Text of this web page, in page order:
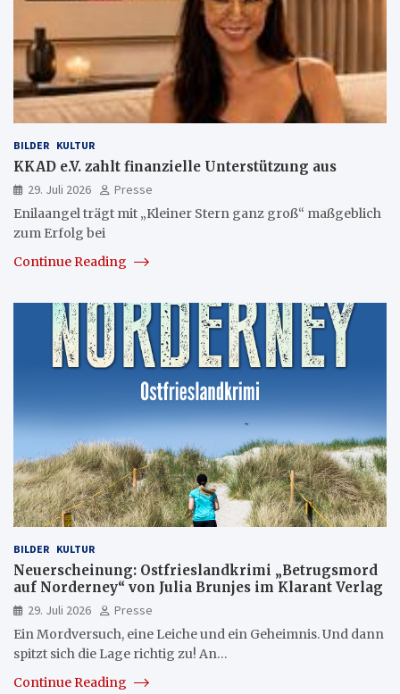
BILDER KULTUR
KKAD e.V. zahlt finanzielle Unterstützung aus
29. Juli 2026
Presse
Enilaangel trägt mit „Kleiner Stern ganz groß“ maßgeblich
zum Erfolg bei
Continue Reading
BILDER KULTUR
Neuerscheinung: Ostfrieslandkrimi „Betrugsmord
auf Norderney“ von Julia Brunjes im Klarant Verlag
29. Juli 2026
Presse
Ein Mordversuch, eine Leiche und ein Geheimnis. Und dann
spitzt sich die Lage richtig zu! An…
Continue Reading